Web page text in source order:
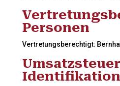
Personen
Vertretungsberechtigt: